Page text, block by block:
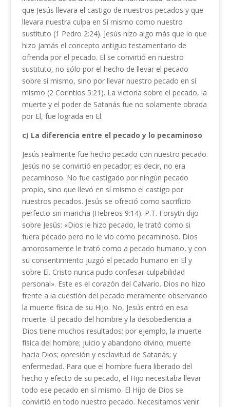
que Jesús llevara el castigo de nuestros pecados y que
llevara nuestra culpa en Sí mismo como nuestro
sustituto (1 Pedro 2:24). Jesús hizo algo más que lo que
hizo jamás el concepto antiguo testamentario de
ofrenda por el pecado. El se convirtió en nuestro
sustituto, no sólo por el hecho de llevar el pecado
sobre sí mismo, sino por llevar nuestro pecado en sí
mismo (2 Corintios 5:21). La victoria sobre el pecado, la
muerte y el poder de Satanás fue no solamente obrada
por El, fue lograda en El.
c) La diferencia entre el pecado y lo pecaminoso
Jesús realmente fue hecho pecado con nuestro pecado.
Jesús no se convirtió en pecador; es decir, no era
pecaminoso. No fue castigado por ningún pecado
propio, sino que llevó en sí mismo el castigo por
nuestros pecados. Jesús se ofreció como sacrificio
perfecto sin mancha (Hebreos 9:14). P.T. Forsyth dijo
sobre Jesús: «Dios le hizo pecado, le trató como si
fuera pecado pero no le vio como pecaminoso. Dios
amorosamente le trató como a pecado humano, y con
su consentimiento juzgó el pecado humano en El y
sobre El. Cristo nunca pudo confesar culpabilidad
personal». Este es el corazón del Calvario. Dios no hizo
frente a la cuestión del pecado meramente observando
la muerte física de su Hijo. No, Jesús entró en esa
muerte. El pecado del hombre y la desobediencia a
Dios tiene muchos resultados; por ejemplo, la muerte
física del hombre; juicio y abandono divino; muerte
hacia Dios; opresión y esclavitud de Satanás; y
enfermedad. Para que el hombre fuera liberado del
hecho y efecto de su pecado, el Hijo necesitaba llevar
todo ese pecado en sí mismo. El Hijo de Dios se
convirtió en todo nuestro pecado. Necesitamos venir